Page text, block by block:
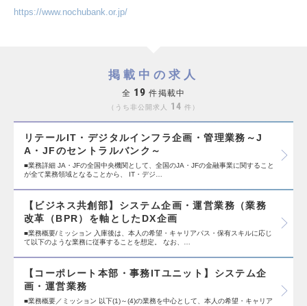
https://www.nochubank.or.jp/
掲載中の求人
全 19 件掲載中
うち非公開求人 14 件
リテールIT・デジタルインフラ企画・管理業務～J
A・JFのセントラルバンク～
■業務詳細 JA・JFの全国中央機関として、全国のJA・JFの金融事業に関すること
が全て業務領域となることから、 IT・デジ…
【ビジネス共創部】システム企画・運営業務（業務
改革（BPR）を軸としたDX企画
■業務概要/ミッション 入庫後は、本人の希望・キャリアパス・保有スキルに応じ
て以下のような業務に従事することを想定。 なお、…
【コーポレート本部・事務ITユニット】システム企
画・運営業務
■業務概要／ミッション 以下(1)～(4)の業務を中心として、本人の希望・キャリア